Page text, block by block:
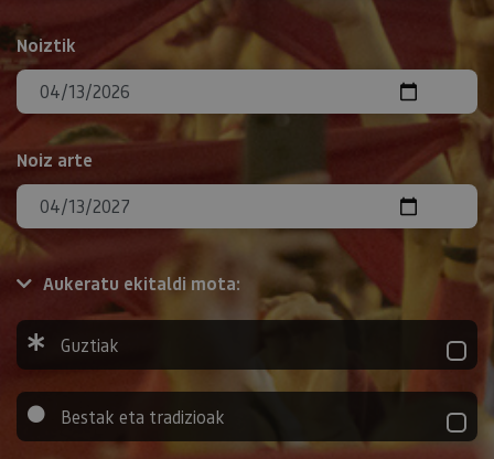
Noiztik
Noiz arte
Aukeratu ekitaldi mota:
Guztiak
Bestak eta tradizioak